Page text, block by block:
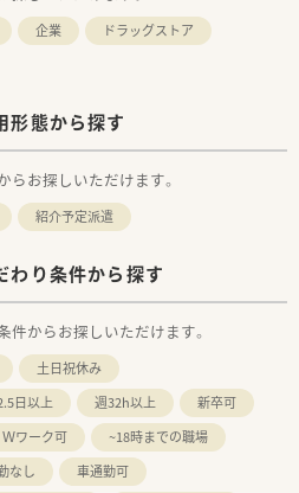
企業
ドラッグストア
形態から探す
お探しいただけます。
紹介予定派遣
わり条件から探す
からお探しいただけます。
土日祝休み
日以上 週32h以上
新卒可
Ｗワーク可
~18時までの職場
なし
車通勤可